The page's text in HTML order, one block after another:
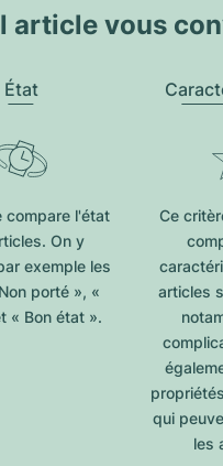
article vous
État
compare l'état
On y
exemple les
porté », «
« Bon état ».
Ce
articles
qui
les